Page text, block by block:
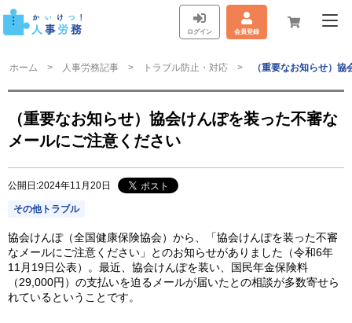
ログイン 会員登録
ホーム 人事労務記事 トラブル防止・対応 （重要なお知らせ）
（重要なお知らせ）協会けんぽを装った不審な
メールにご注意ください
公開日:2024年11月20日
その他トラブル
協会けんぽ（全国健康保険協会）から、「協会けんぽを装った不審
なメールにご注意ください」とのお知らせがありました（令和6年
11月19日公表）。最近、協会けんぽを装い、国民年金保険料
（29,000円）の支払いを迫るメールが届いたとの相談が多数寄せら
れているということです。